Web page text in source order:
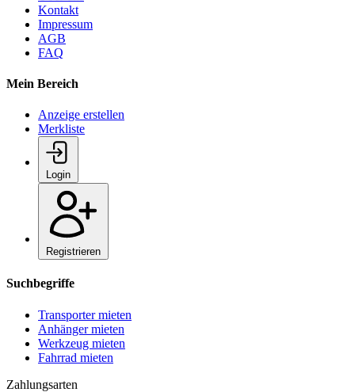
Kontakt
Impressum
AGB
FAQ
Mein Bereich
Anzeige erstellen
Merkliste
Login
Registrieren
Suchbegriffe
Transporter mieten
Anhänger mieten
Werkzeug mieten
Fahrrad mieten
Zahlungsarten